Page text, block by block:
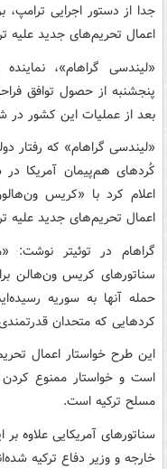
جدا از دستور اجرایی ترامپ،
اعمال تحریم‌های جدید علیه
«لیندسی گراهام»،
پنجشنبه از حصول توافق
بعد از عملیات این کشور در
«لیندسی گراهام» که رفتار
کُردهای هم‌پیمان آمریکا
اعلام کرد با «کریس
اعمال تحریم‌های جدید علیه
گراهام در توئیتر نوشت:
سناتورهای کریس ون‌هالن
حمله آنها به سوریه
کردهایی که متحدان
این طرح خواستار اعمال
است و خواستار ممنوع کردن
مسلح ترکیه است.
سناتورهای آمریکایی علاوه
خارجه و وزیر دفاع ترکیه